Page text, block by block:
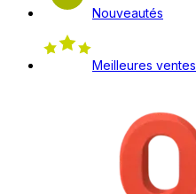
Nouveautés
Meilleures ventes